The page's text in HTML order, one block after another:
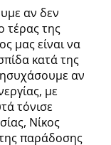
αν δεν
τέρας της
μας είναι να
κατά της
ησυχάσουμε αν
με
τόνισε
Νίκος
παράδοσης